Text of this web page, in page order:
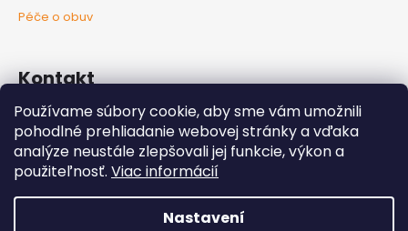
Používame súbory cookie, aby sme vám umožnili
pohodlné prehliadanie webovej stránky a vďaka
analýze neustále zlepšovali jej funkcie, výkon a
použiteľnosť. Viac informácií
Nastavení
Péče o obuv
Kontakt
info@nozkaobujsa.sk
+421907383063
Nozkaobujsa.sk
Nozkaobujsa